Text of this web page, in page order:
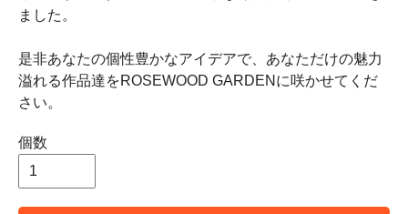
ました。
是非あなたの個性豊かなアイデアで、あなただけの魅力
溢れる作品達をROSEWOOD GARDENに咲かせてくだ
さい。
個数